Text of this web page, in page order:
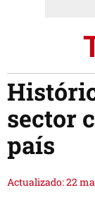
sector
país
Actualizado: 22